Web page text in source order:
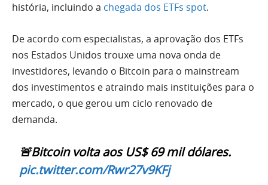
história, incluindo a chegada dos ETFs spot.
De acordo com especialistas, a aprovação dos ETFs
nos Estados Unidos trouxe uma nova onda de
investidores, levando o Bitcoin para o mainstream
dos investimentos e atraindo mais instituições para o
mercado, o que gerou um ciclo renovado de
demanda.
🚨Bitcoin volta aos US$ 69 mil dólares.
pic.twitter.com/Rwr27v9KFj